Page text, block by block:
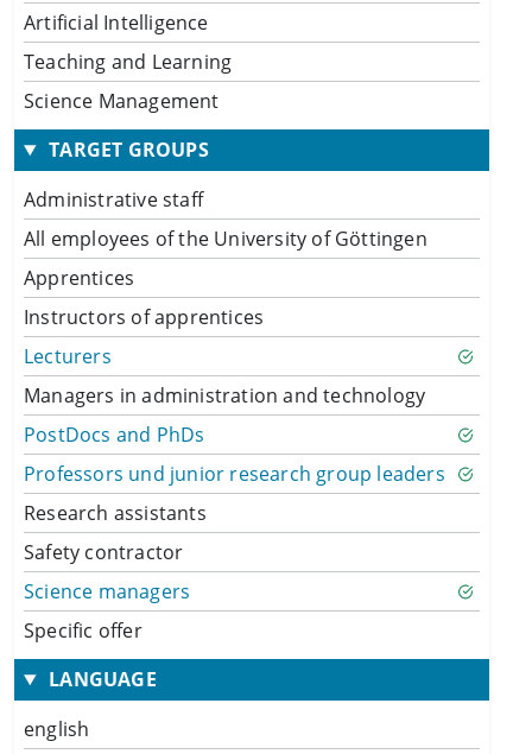
Artificial Intelligence
Teaching and Learning
Science Management
TARGET GROUPS
Administrative staff
All employees of the University of Göttingen
Apprentices
Instructors of apprentices
Lecturers
Managers in administration and technology
PostDocs and PhDs
Professors und junior research group leaders
Research assistants
Safety contractor
Science managers
Specific offer
LANGUAGE
english